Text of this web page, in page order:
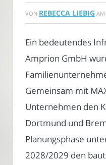
VON REBECCA LIEBIG AM
Ein bedeutendes
Amprion GmbH
Gemeinsam mit
Unternehmen den
Dortmund und
Planungsphase
2028/2029 den